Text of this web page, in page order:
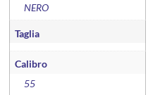
NERO
Taglia
Calibro
55